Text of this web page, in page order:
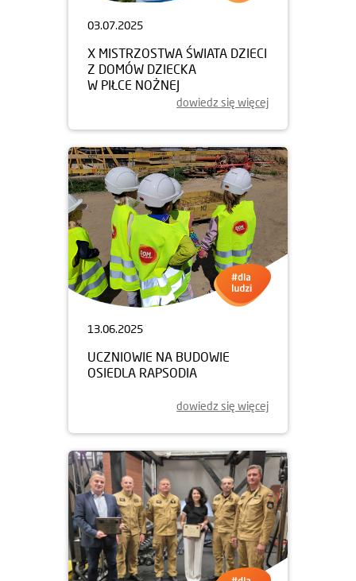
03.07.2025
X MISTRZOSTWA ŚWIATA DZIECI
Z DOMÓW DZIECKA
W PIŁCE NOŻNEJ
dowiedz się więcej
13.06.2025
UCZNIOWIE NA BUDOWIE
OSIEDLA RAPSODIA
dowiedz się więcej